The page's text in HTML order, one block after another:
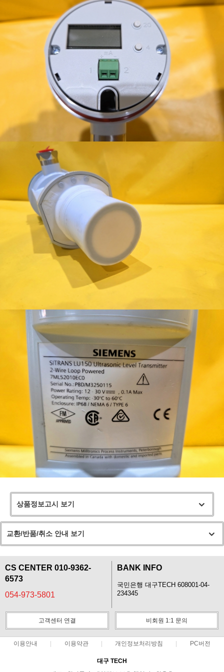
상품정보고시 보기
교환/반품/취소 안내 보기
CS CENTER 010-9362-
6573
054-973-5801
BANK INFO
국민은행 대구TECH 608001-04-
234345
고객센터 연결 비회원 1:1 문의
이용안내 이용약관 개인정보처리방침 PC버전
대구 TECH